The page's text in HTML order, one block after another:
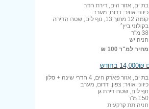
בת ים, אזור הים, דירת חדר
כיווני אוויר: דרום, מערב
קומה 12 מתוך 13, נוף לים, שטח הדירה
בקולוני ביץ׳
38 מ"ר
חניה יש
מחיר למ"ר 100 ₪
בת ים, אזור פארק הים, 4 חדרי שינה + סלון
כיווני אוויר: צפון, דרום, מערב
נוף לים, שטח דירת גן
150 מ"ר
חניה תת קרקעית